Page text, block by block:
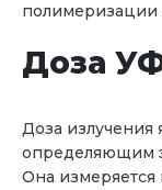
полимеризации
Доза
Доза излучения
определяющим
Она измеряется